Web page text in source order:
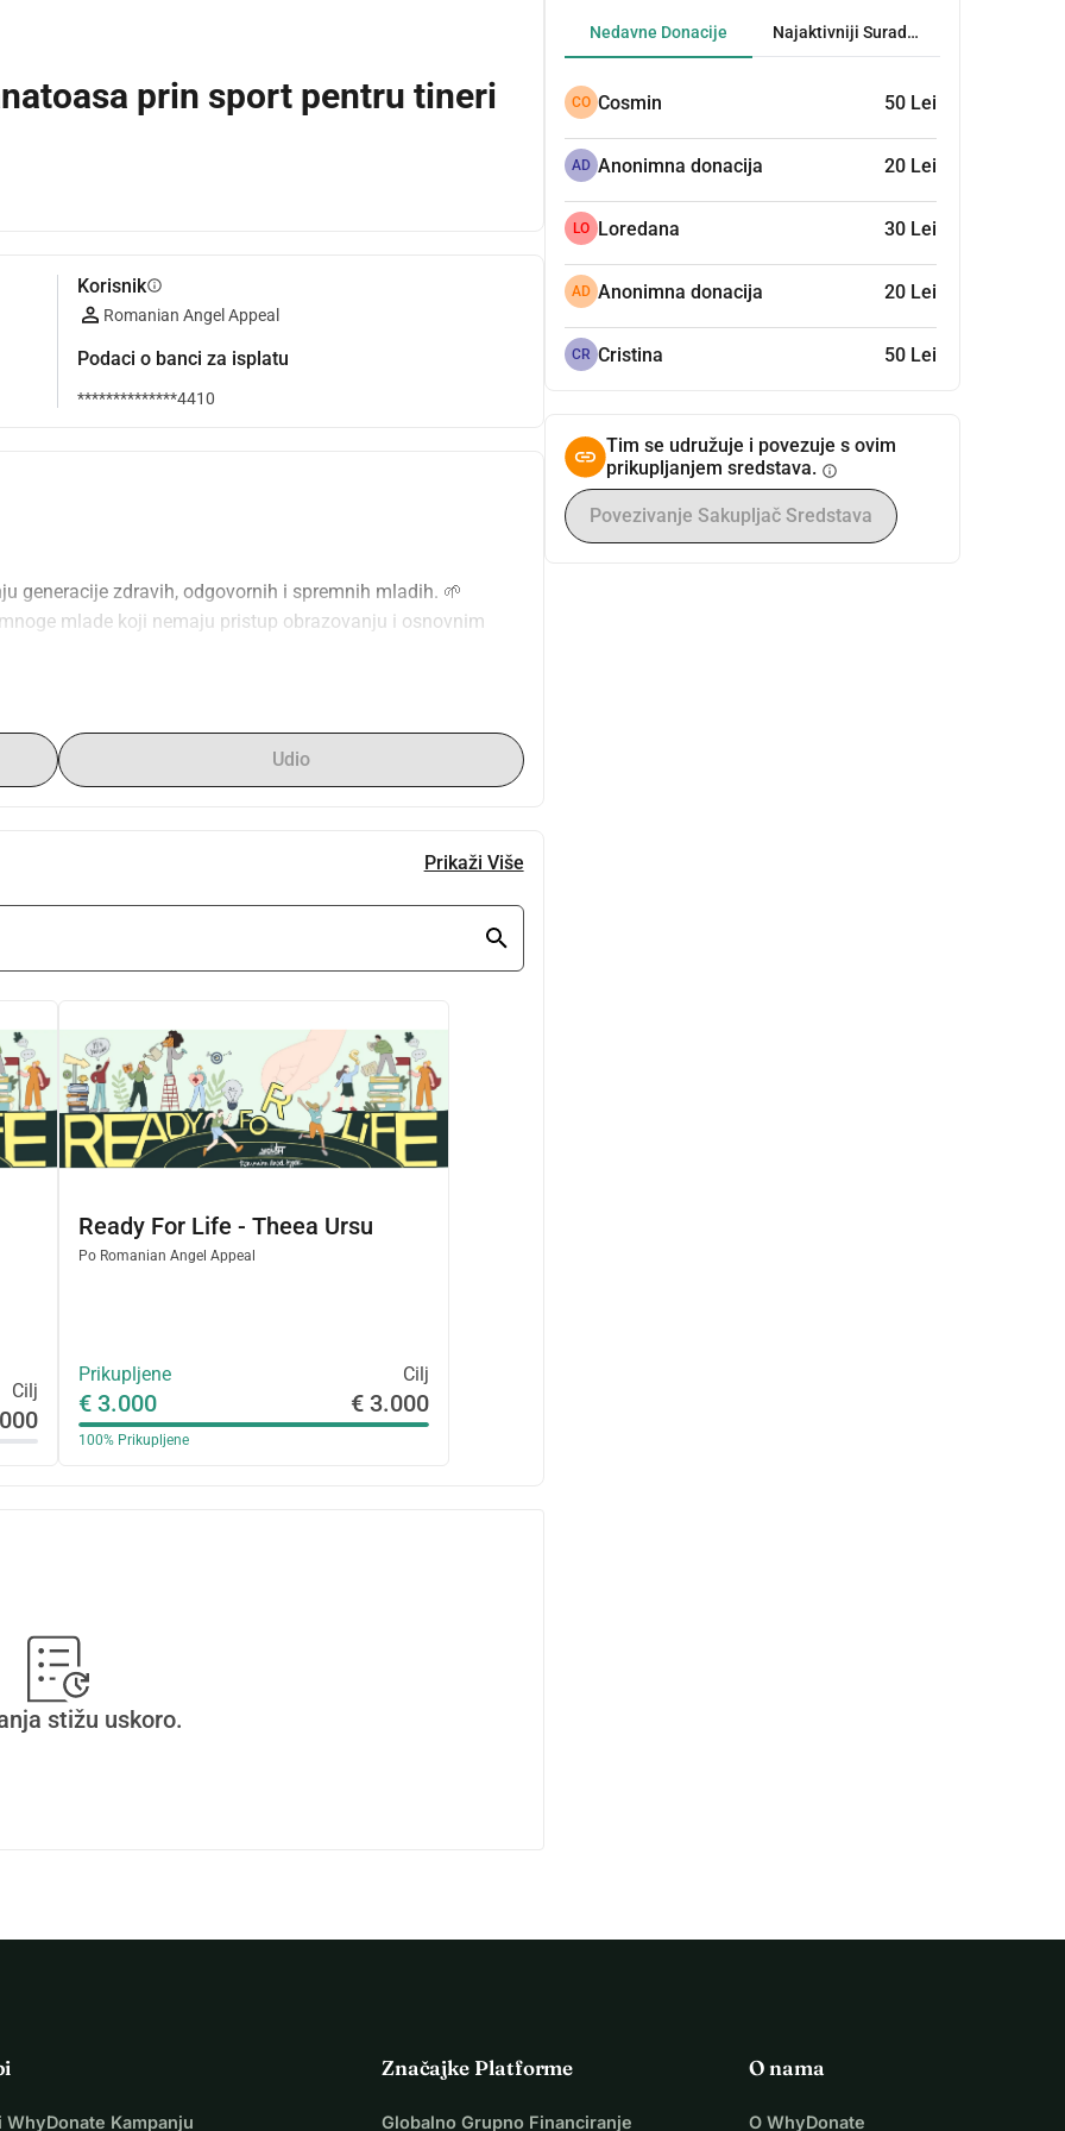
prin sport pentru tineri
Korisnikinfo
Romanian Angel Appeal
Podaci o banci za isplatu
**************4410
generacije zdravih, odgovornih i spremnih mladih. 🌱
mlade koji nemaju pristup obrazovanju i osnovnim
vještinama potrebnim za život odraslih. Zato nam je
upravljanju stresom, anksioznošću i napadima panike.
načina života, doprinosi prevenciji bolesti,
Udio
Prikaži Više
Cilj
Ready For Life - Theea Ursu
PoRomanian Angel Appeal
Prikupljene Cilj
€ 3.000 € 3.000
100% Prikupljene
stižu uskoro.
Nedavne Donacije Najaktivniji Suradnici
CO Cosmin 50 Lei
AD Anonimna donacija 20 Lei
LO Loredana 30 Lei
AD Anonimna donacija 20 Lei
CR Cristina 50 Lei
Tim se udružuje i povezuje s ovim
prikupljanjem sredstava. info
Povezivanje Sakupljač Sredstava
WhyDonate Kampanju
Značajke Platforme
Globalno Grupno Financiranje
O nama
O WhyDonate